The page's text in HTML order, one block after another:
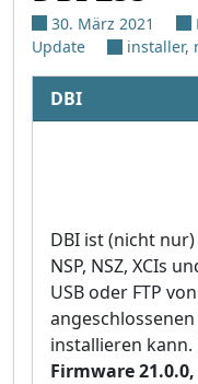
30. März 2021
Update
installer,
DBI
DBI ist (nicht
NSP, NSZ, XCIs
USB oder FTP
installieren kann.
Firmware